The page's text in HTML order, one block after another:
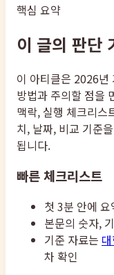
핵심 요약
이 글의 판단
이 아티클은 2026년
방법과 주의할 점을
맥락, 실행 체크리스
치, 날짜, 비교 기준
됩니다.
빠른 체크리스트
첫 3분 안에
본문의 숫자,
기준 자료는
차 확인